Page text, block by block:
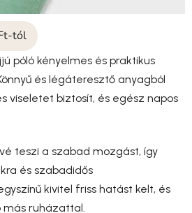
tól
póló kényelmes és praktikus
és légáteresztő anyagból
viseletet biztosít, és egész napos
teszi a szabad mozgást, így
és szabadidős
kivitel friss hatást kelt, és
más ruházattal.